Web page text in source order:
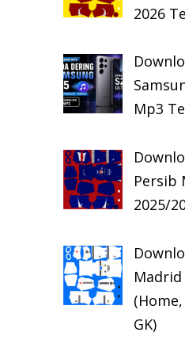
2026
Mp3
Persib
2025/
Madrid
GK)